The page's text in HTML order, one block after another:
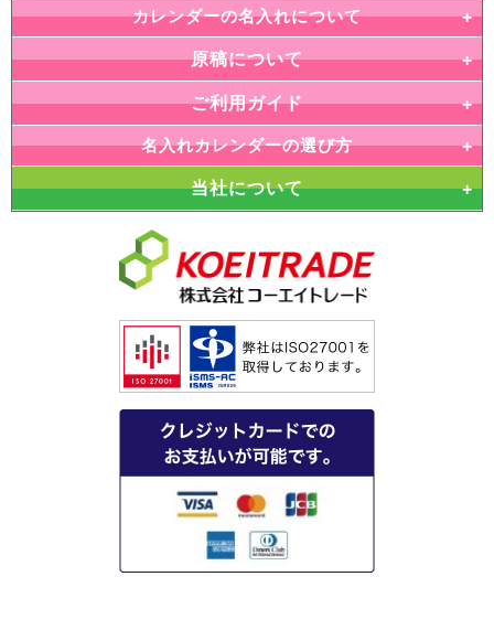
カレンダーの名入れについて
原稿について
ご利用ガイド
名入れカレンダーの選び方
当社について